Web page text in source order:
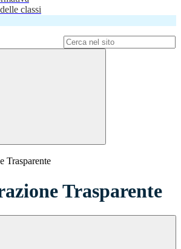
classi
Trasparente
Trasparente